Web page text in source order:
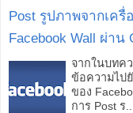
Post รูปภาพจากเครื่
Facebook Wall ผ่าน
จากในบทค
ข้อความไปยั
ของ
การ Post ร...